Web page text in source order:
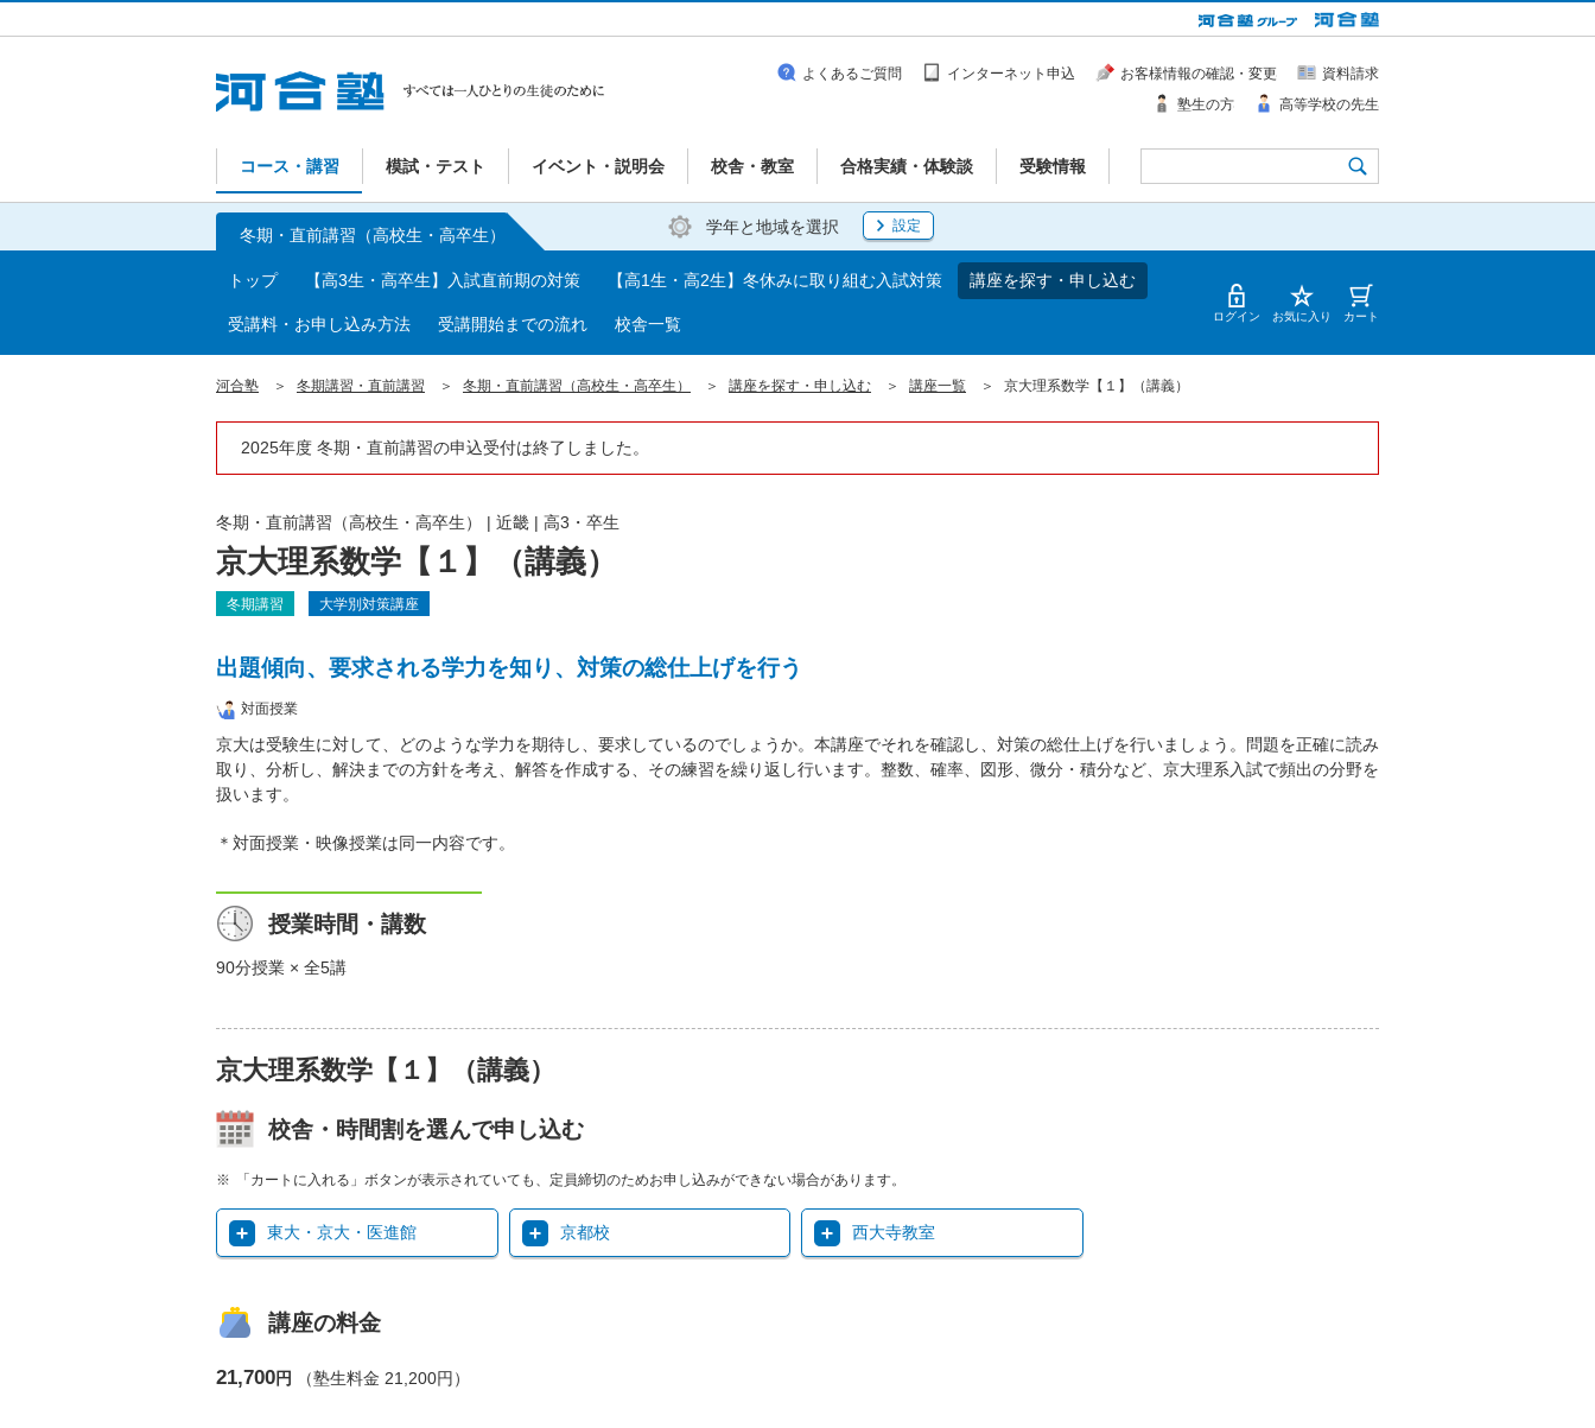
コース・講習 模試・テスト イベント・説明会 校舎・教室 合格実績・体験談 受験情報
よくあるご質問 インターネット申込 お客様情報の確認・変更
資料請求
塾生の方
高等学校の先生
学年と地域を選択 設定
冬期・直前講習（高校生・高卒生）
トップ 【高3生・高卒生】入試直前期の対策 【高1生・高2生】冬休みに取り組む入試対策 講座を探す・申し込む
受講料・お申し込み方法 受講開始までの流れ 校舎一覧 ログイン お気に入り カート
河合塾 冬期講習・直前講習 冬期・直前講習（高校生・高卒生） 講座を探す・申し込む 講座一覧 京大理系数学【１】（講義）
2025年度 冬期・直前講習の申込受付は終了しました。
京大理系数学【１】（講義）
冬期・直前講習（高校生・高卒生） | 近畿 | 高3・卒生
冬期講習 大学別対策講座
出題傾向、要求される学力を知り、対策の総仕上げを行う
対面授業
京大は受験生に対して、どのような学力を期待し、要求しているのでしょうか。本講座でそれを確認し、対策の総仕上げを行いましょう。問題を正確に読み
取り、分析し、解決までの方針を考え、解答を作成する、その練習を繰り返し行います。整数、確率、図形、微分・積分など、京大理系入試で頻出の分野を
扱います。
＊対面授業・映像授業は同一内容です。
授業時間・講数
90分授業 × 全5講
京大理系数学【１】（講義）
校舎・時間割を選んで申し込む
「カートに入れる」ボタンが表示されていても、定員締切のためお申し込みができない場合があります。
東大・京大・医進館 京都校 西大寺教室
講座の料金
21,700円 （塾生料金 21,200円）